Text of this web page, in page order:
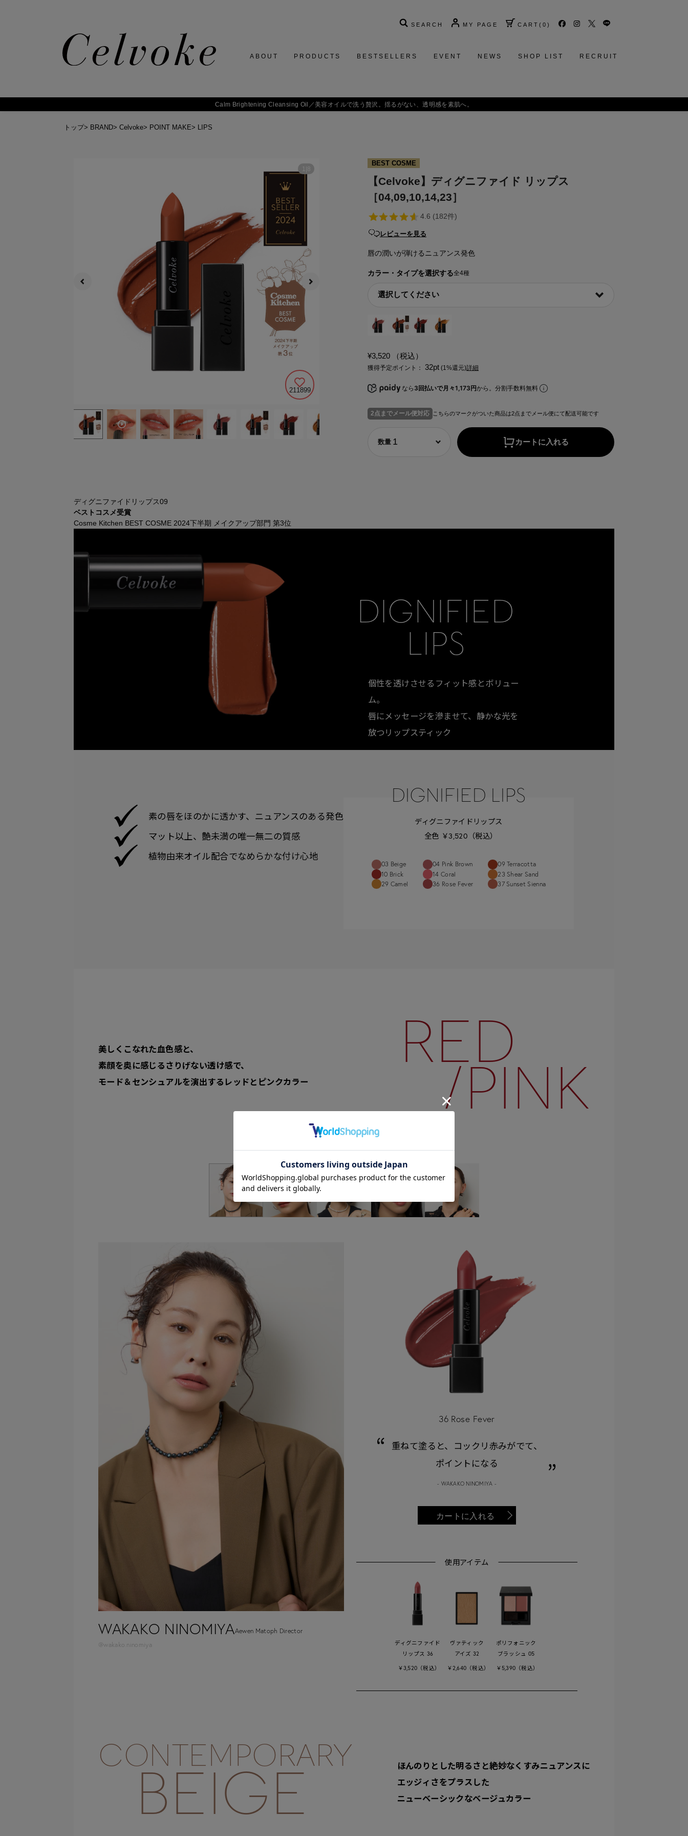
SEARCH MY PAGE CART ( 0 )
ABOUT PRODUCTS BESTSELLERS EVENT NEWS SHOP LIST RECRUIT
Calm Brightening Cleansing Oil／ 美容オイルで洗う贅沢。揺るがない、透明感を素肌へ。
トップ> BRAND> Celvoke> POINT MAKE> LIPS
1 |8
211899
BEST COSME
【Celvoke】ディグニファイド リップス
［04,09,10,14,23］
レビューを見る
唇の潤いが弾けるニュアンス発色
カラー・タイプを選択する全4種
¥3,520 （税込）
獲得予定ポイント： 32pt (1%還元)詳細
なら 3回払いで月々1,173円から。分割手数料無料
2点までメール便対応 こちらのマークがついた商品は2点までメール便にて配送可能です
カートに入れる
ディグニファイドリップス09
ベストコスメ受賞
Cosme Kitchen BEST COSME 2024下半期 メイクアップ部門 第3位
DIGNIFIED
LIPS
個性を透けさせるフィット感とボリュー
ム。
唇にメッセージを滲ませて、 静かな光を
放つリップスティック
素の唇をほのかに透かす、 ニュアンスのある発色
マット以上、艶未満の唯一無二の質感
植物由来オイル配合でなめらかな付け心地
DIGNIFIED LIPS
ディグニファイドリップス
全色 ￥3,520（税込）
03 Beige
10 Brick
29 Camel
04 Pink Brown
14 Coral
36 Rose Fever
09 Terracotta
23 Shear Sand
37 Sunset Sienna
RED
/PINK
美しくこなれた血色感と、
素顔を奥に感じるさりげない透け感で、
モード＆センシュアルを演出する レッドとピンクカラー
WAKAKO NINOMIYAAewen Matoph Director
@wakako.ninomiya
36 Rose Fever
重ねて塗ると、コックリ赤みがでて、
ポイントになる
- WAKAKO NINOMIYA -
カートに入れる
使用アイテム
ディグニファイド
リップス 36
￥3,520（税込）
ヴァティック
アイズ 32
￥2,640（税込）
ポリフォニック
ブラッシュ 05
￥5,390（税込）
CONTEMPORARY
BEIGE
ほんのりとした明るさと絶妙なくすみニュアンスに
エッジィさをプラスした
ニューベーシックなベージュカラー